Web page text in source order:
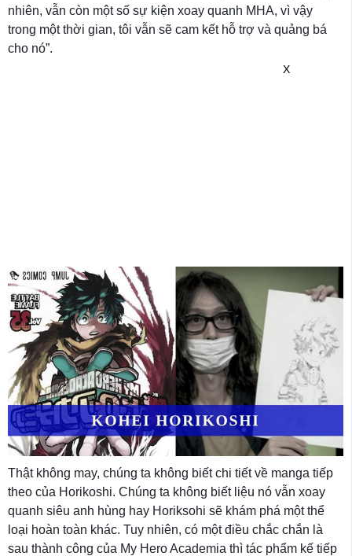
nhiên, vẫn còn một số sự kiện xoay quanh MHA, vì vậy
trong một thời gian, tôi vẫn sẽ cam kết hỗ trợ và quảng bá
cho nó”.
X
Thật không may, chúng ta không biết chi tiết về manga tiếp
theo của Horikoshi. Chúng ta không biết liệu nó vẫn xoay
quanh siêu anh hùng hay Horiksohi sẽ khám phá một thể
loại hoàn toàn khác. Tuy nhiên, có một điều chắc chắn là
sau thành công của My Hero Academia thì tác phẩm kế tiếp